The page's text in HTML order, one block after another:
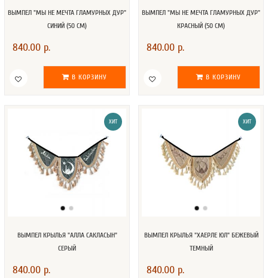
ВЫМПЕЛ "МЫ НЕ МЕЧТА ГЛАМУРНЫХ ДУР"
СИНИЙ (50 СМ)
840.00 р.
В КОРЗИНУ
ВЫМПЕЛ "МЫ НЕ МЕЧТА ГЛАМУРНЫХ ДУР"
КРАСНЫЙ (50 СМ)
840.00 р.
В КОРЗИНУ
ХИТ
ВЫМПЕЛ КРЫЛЬЯ "АЛЛА САКЛАСЫН"
СЕРЫЙ
840.00 р.
ХИТ
ВЫМПЕЛ КРЫЛЬЯ "ХАЕРЛЕ ЮЛ" БЕЖЕВЫЙ
ТЕМНЫЙ
840.00 р.